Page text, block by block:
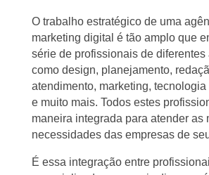
O trabalho estratégico de uma
marketing digital é tão amplo que
série de profissionais de diferentes
como design, planejamento,
atendimento, marketing,
e muito mais. Todos estes
maneira integrada para atender as
necessidades das empresas de
É essa integração entre